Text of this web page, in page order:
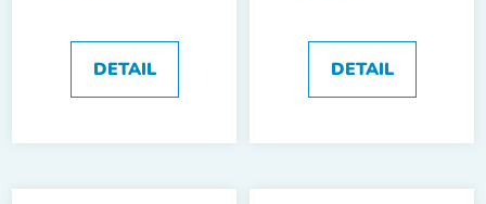
DETAIL DETAIL